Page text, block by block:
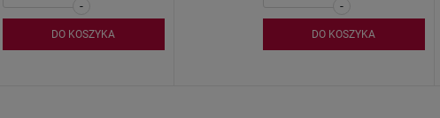
-
DO KOSZYKA
-
DO KOSZYKA